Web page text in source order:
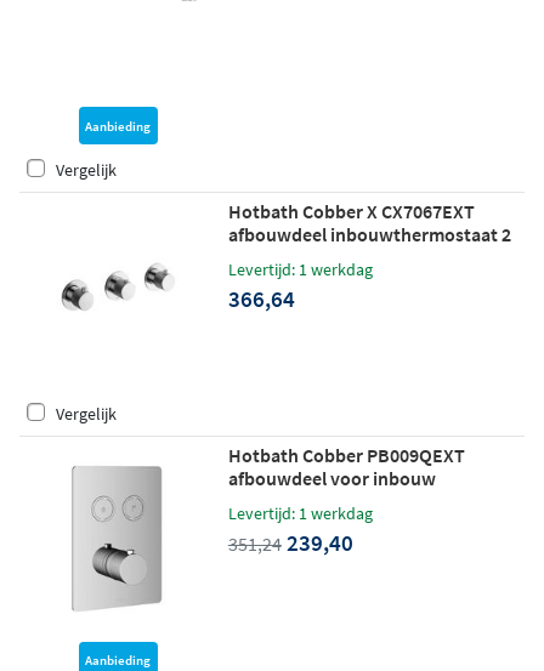
Aanbieding
Vergelijk
Hotbath Cobber X CX7067EXT
afbouwdeel inbouwthermostaat 2
stopkranen - chroom
Levertijd: 1 werkdag
366,64
Vergelijk
Aanbieding
Hotbath Cobber PB009QEXT
afbouwdeel voor inbouw
chroom
Levertijd: 1 werkdag
351,24 239,40